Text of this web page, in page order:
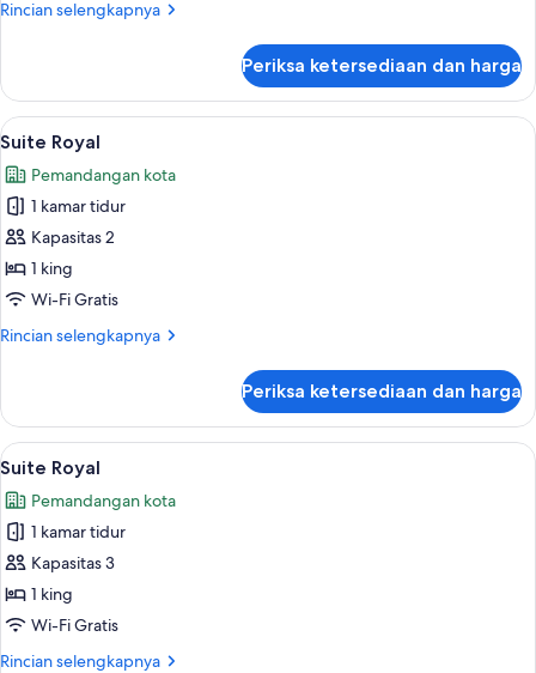
Rincian selengkapnya
Rincian
Suite
Royal
Periksa ketersediaan dan harga
Lihat
semua
foto
untuk
Suite
Royal
Seprai premium, tempat tidur Select
6
Suite Royal
Pemandangan kota
1 kamar tidur
Kapasitas 2
1 king
Wi-Fi Gratis
Rincian selengkapnya
Rincian
Suite
Royal
Periksa ketersediaan dan harga
Lihat
semua
foto
untuk
Suite
Royal
Seprai premium, tempat tidur Select
7
Suite Royal
Pemandangan kota
1 kamar tidur
Kapasitas 3
1 king
Wi-Fi Gratis
Rincian selengkapnya
Rincian